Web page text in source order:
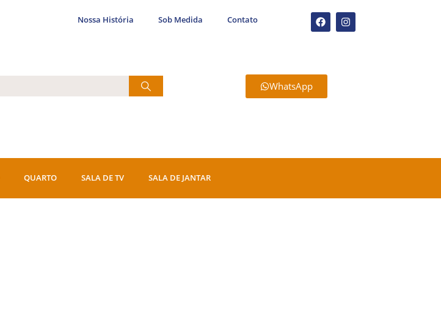
Nossa História Sob Medida Contato
WhatsApp
QUARTO SALA DE TV SALA DE JANTAR